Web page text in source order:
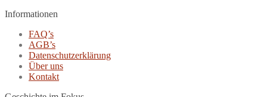
Informationen
FAQ’s
AGB’s
Datenschutzerklärung
Über uns
Kontakt